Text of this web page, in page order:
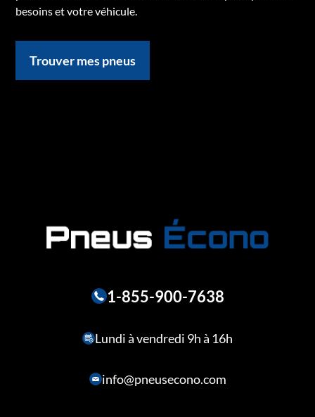
besoins et votre véhicule.
Trouver mes pneus
1-855-900-7638
Lundi à vendredi 9h à 16h
info@pneusecono.com